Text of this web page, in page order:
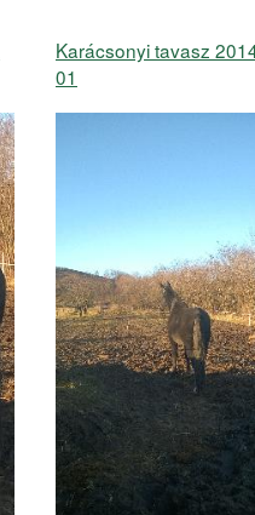
Karácsonyi tavasz
01